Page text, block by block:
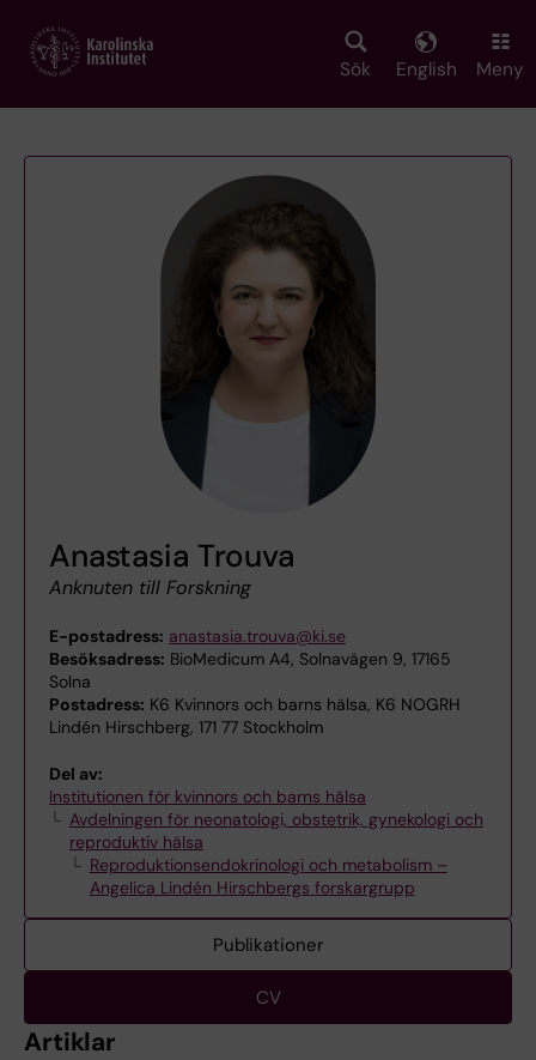
main
Sök English Meny
Anastasia Trouva
Anknuten till Forskning
E-postadress: anastasia.trouva@ki.se
Besöksadress: BioMedicum A4, Solnavägen 9, 17165
Solna
Postadress: K6 Kvinnors och barns hälsa, K6 NOGRH
Lindén Hirschberg, 171 77 Stockholm
Del av:
Institutionen för kvinnors och barns hälsa
Avdelningen för neonatologi, obstetrik, gynekologi och
reproduktiv hälsa
Reproduktionsendokrinologi och metabolism –
Angelica Lindén Hirschbergs forskargrupp
Publikationer
CV
Artiklar